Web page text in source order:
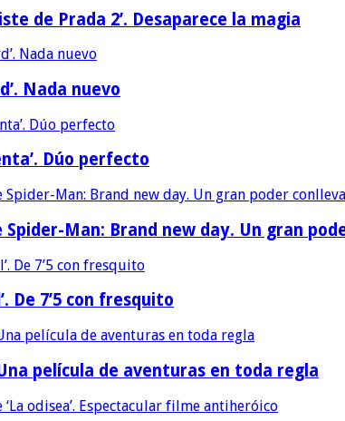
de Prada 2’. Desaparece la magia
Nada nuevo
Dúo perfecto
Spider-Man: Brand new day. Un gran
De 7’5 con fresquito
Una película de aventuras en toda regla